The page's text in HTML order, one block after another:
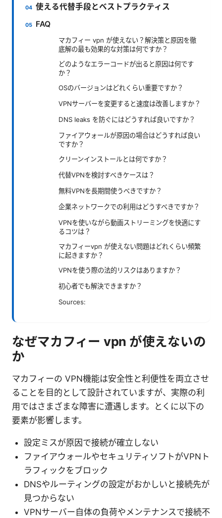
使える代替手段とベストプラクティス
FAQ
マカフィー vpn が使えない？解決策と原因を徹
底解の最も効果的な対策は何ですか？
どのようなエラーコードが出ると原因は何です
か？
OSのバージョンはどれくらい重要ですか？
VPNサーバーを変更すると速度は改善しますか？
DNS leaks を防ぐにはどうすれば良いですか？
ファイアウォールが原因の場合はどうすれば良い
ですか？
クリーンインストールとは何ですか？
代替VPNを検討すべきケースは？
無料VPNを長期間使うべきですか？
企業ネットワークでの利用はどうすべきですか？
VPNを使いながら動画ストリーミングを快適にす
るコツは？
マカフィーvpn が使えない問題はどれくらい頻繁
に起きますか？
VPNを使う際の法的リスクはありますか？
初心者でも解決できますか？
Sources:
なぜマカフィー vpn が使えないの
か
マカフィーの VPN機能は安全性と利便性を両立させ
ることを目的として設計されていますが、実際の利
用ではさまざまな障害に遭遇します。とくに以下の
要素が影響します。
設定ミスが原因で接続が確立しない
ファイアウォールやセキュリティソフトがVPNト
ラフィックをブロック
DNSやルーティングの設定がおかしいと接続先が
見つからない
VPNサーバー自体の負荷やメンテナンスで接続不